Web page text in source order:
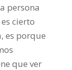
persona
cierto
es porque
que ver